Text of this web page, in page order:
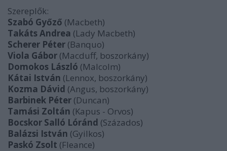
Szereplők:
Szabó Győző (Macbeth)
Takáts Andrea (Lady Macbeth)
Scherer Péter (Banquo)
Viola Gábor (Macduff, boszorkány)
Domokos László (Malcolm)
Kátai István (Lennox, boszorkány)
Kozma Dávid (Angus, boszorkány)
Barbinek Péter (Duncan)
Tamási Zoltán (Kapus - Orvos)
Bocskor Salló Lóránd (Százados)
Balázsi István (Gyilkos)
Paskó Zsolt (Fleance)